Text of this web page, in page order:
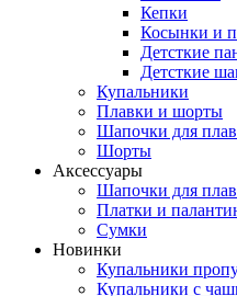
Кепки
Косынки и
Детсткие
Детсткие
Купальники
Плавки и шорты
Шапочки для
Шорты
Аксессуары
Шапочки для
Платки и
Сумки
Новинки
Купальники
Купальники с